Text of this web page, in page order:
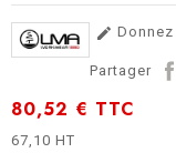

Partager
80,52 € TTC
67,10 HT